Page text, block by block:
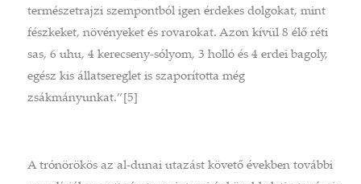
természetrajzi szempontból igen érdekes dolgokat, mint
fészkeket, növényeket és rovarokat. Azon kívül 8 élő réti
sas, 6 uhu, 4 kerecseny-sólyom, 3 holló és 4 erdei bagoly,
egész kis állatsereglet is szaporította még
zsákmányunkat.”[5]
A trónörökös az al-dunai utazást követő években további